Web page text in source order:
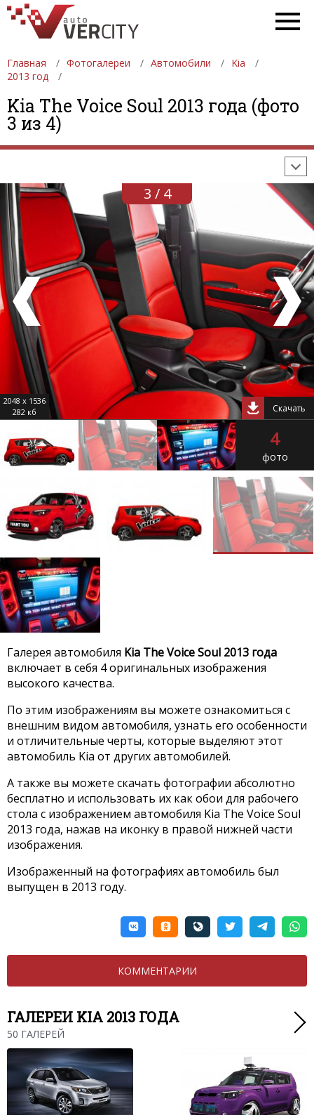
Главная Фотогалереи Автомобили
Kia
2013 год
Kia The Voice Soul 2013 года (фото
3 из 4)
ФОТОГАЛЕРЕИ АВТОМОБИЛИ
ДЕВУШКИ
АВТОСАЛОНЫ
3 / 4
2048 x 1536
282 кб
Скачать
4
фото
Галерея автомобиля Kia The Voice Soul 2013 года
включает в себя 4 оригинальных изображения
высокого качества.
По этим изображениям вы можете ознакомиться с
внешним видом автомобиля, узнать его особенности
и отличительные черты, которые выделяют этот
автомобиль Kia от других автомобилей.
А также вы можете скачать фотографии абсолютно
бесплатно и использовать их как обои для рабочего
стола с изображением автомобиля Kia The Voice Soul
2013 года, нажав на иконку в правой нижней части
изображения.
Изображенный на фотографиях автомобиль был
выпущен в 2013 году.
КОММЕНТАРИИ
ГАЛЕРЕИ KIA 2013 ГОДА
50 ГАЛЕРЕЙ